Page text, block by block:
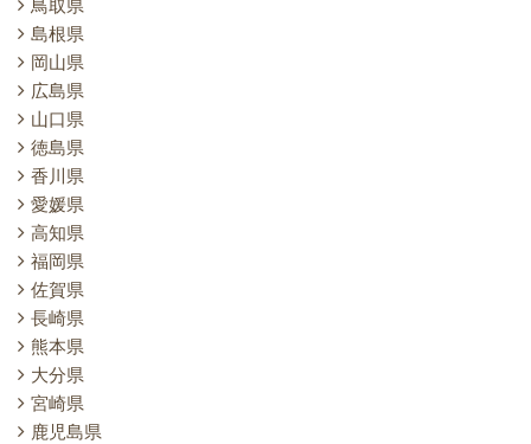
鳥取県
島根県
岡山県
広島県
山口県
徳島県
香川県
愛媛県
高知県
福岡県
佐賀県
長崎県
熊本県
大分県
宮崎県
鹿児島県